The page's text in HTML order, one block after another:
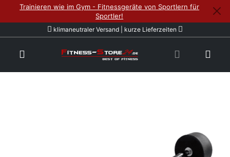
Trainieren wie im Gym - Fitnessgeräte von Sportlern für
Sportler!
klimaneutraler Versand | kurze Lieferzeiten